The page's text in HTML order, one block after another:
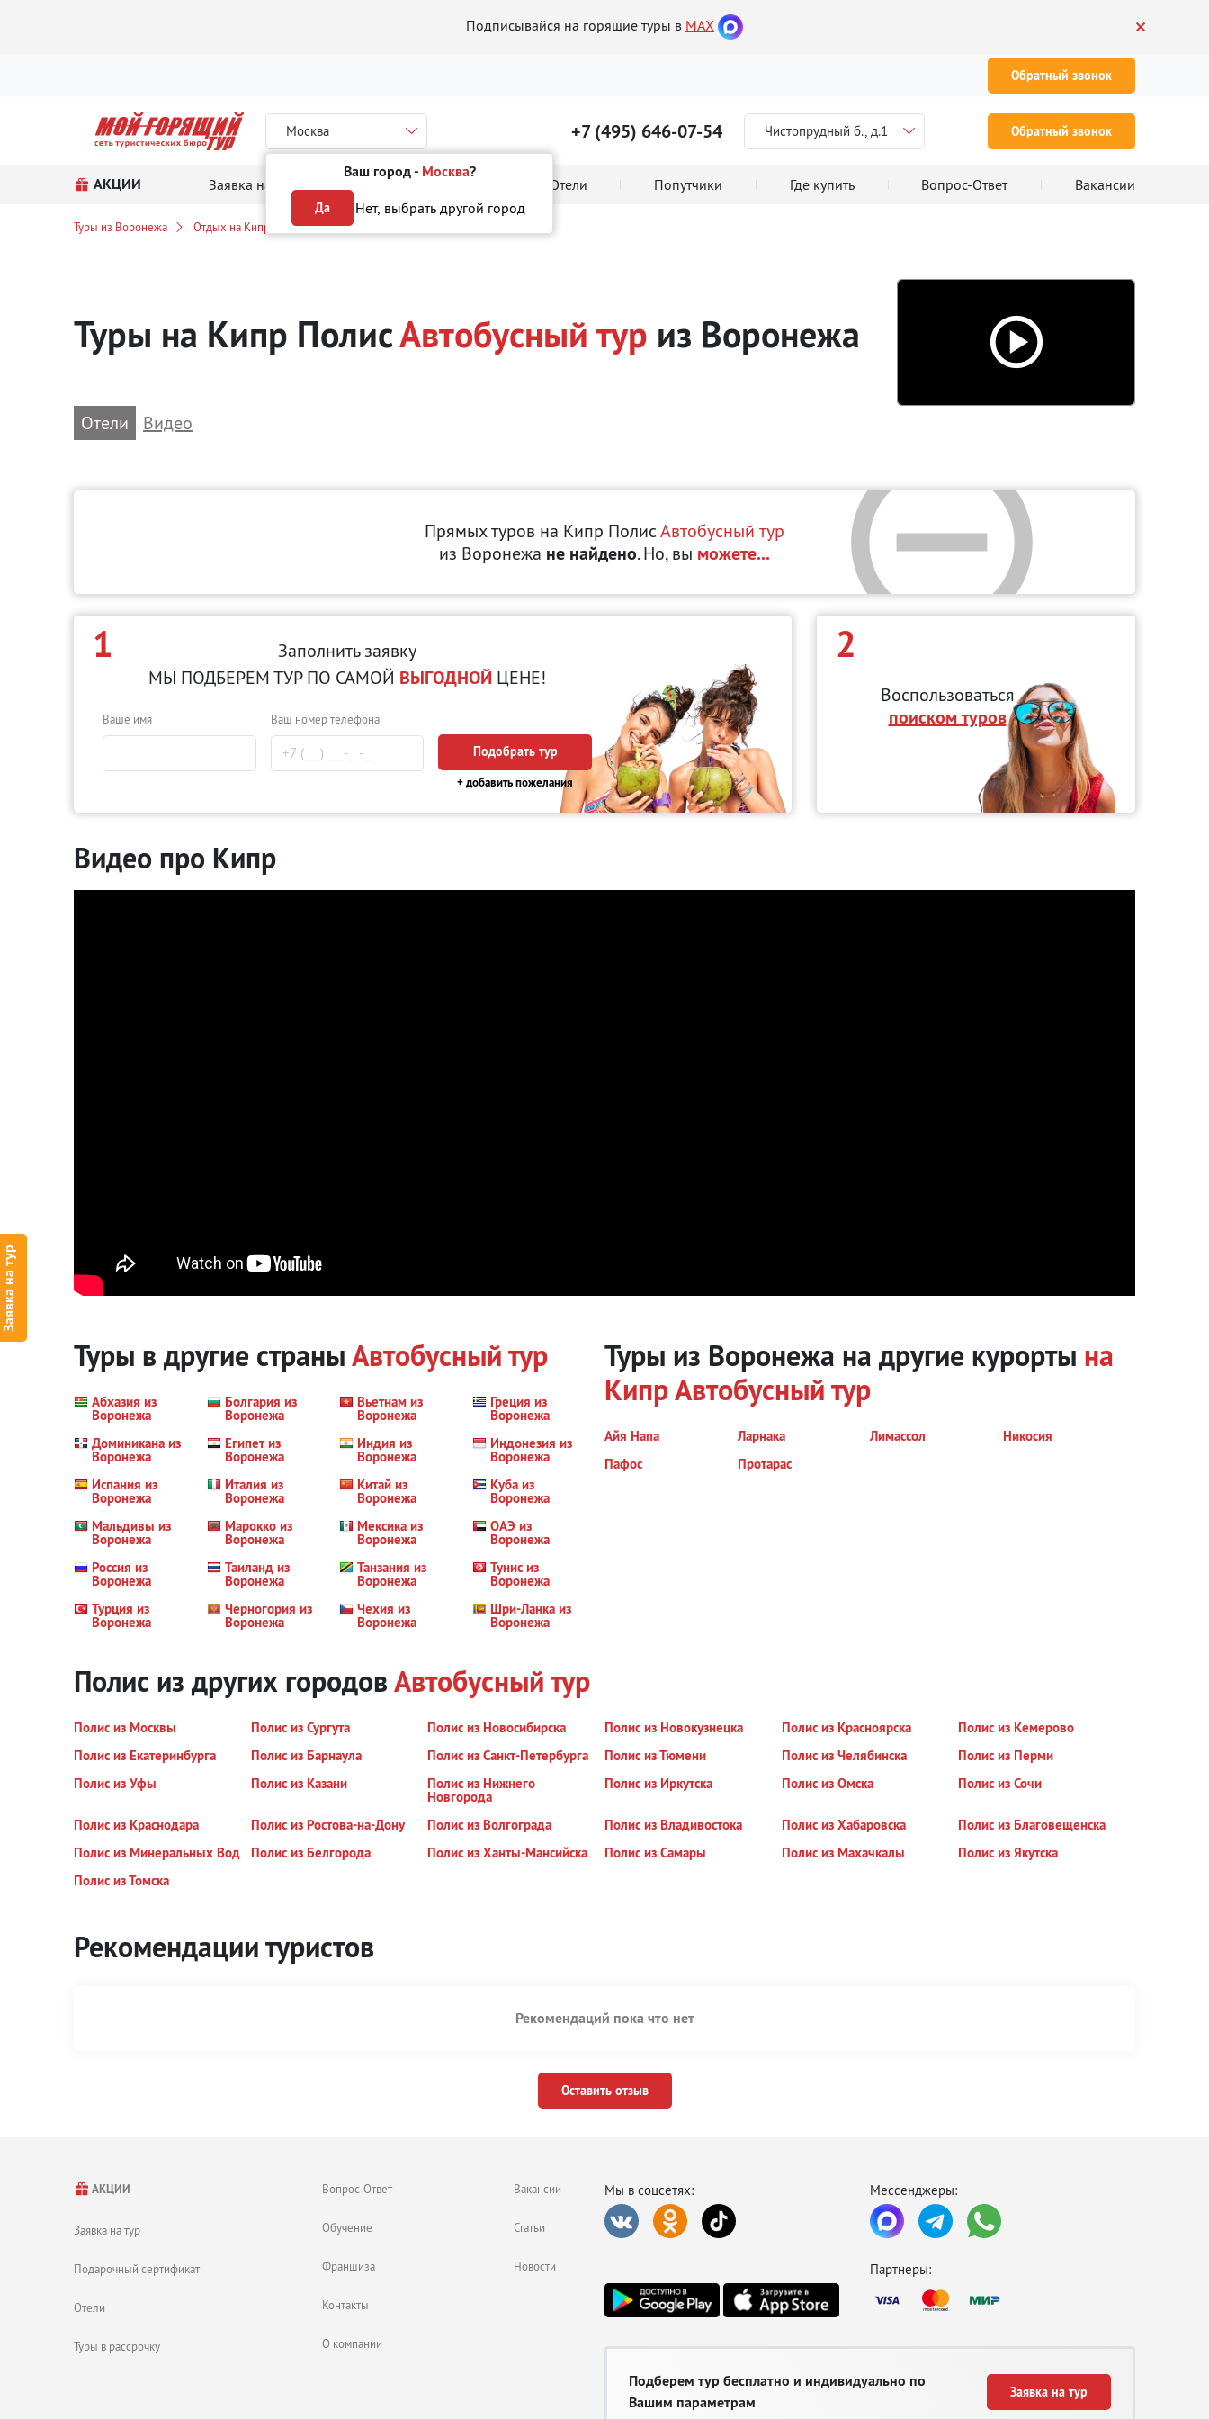
Заявка на тур
Подписывайся на горящие туры в MAX
Обратный звонок
Москва
Ваш город - Москва?
Да Нет, выбрать другой город
+7 (495) 646-07-54 Чистопрудный б., д.1 Обратный звонок
АКЦИИ Заявка на тур Поиск тура онлайн Отели Попутчики Где купить Вопрос-Ответ Вакансии
Туры из Воронежа Отдых на Кипре Полис
Туры на Кипр ПолисАвтобусный тур из Воронежа
Отели Видео
Прямых туров на Кипр ПолисАвтобусный тур
из Воронежа не найдено. Но, вы можете...
1
Заполнить заявку
МЫ ПОДБЕРЁМ ТУР ПО САМОЙ ВЫГОДНОЙ ЦЕНЕ!
Ваше имя Ваш номер телефона
Подобрать тур
+ добавить пожелания
2
Воспользоваться
поиском туров
Видео про Кипр
Туры в другие страныАвтобусный тур
Абхазия из
Воронежа
Болгария из
Воронежа
Вьетнам из
Воронежа
Греция из
Воронежа
Доминикана из
Воронежа
Египет из
Воронежа
Индия из
Воронежа
Индонезия из
Воронежа
Испания из
Воронежа
Италия из
Воронежа
Китай из
Воронежа
Куба из
Воронежа
Мальдивы из
Воронежа
Марокко из
Воронежа
Мексика из
Воронежа
ОАЭ из
Воронежа
Россия из
Воронежа
Таиланд из
Воронежа
Танзания из
Воронежа
Тунис из
Воронежа
Турция из
Воронежа
Черногория из
Воронежа
Чехия из
Воронежа
Шри-Ланка из
Воронежа
Туры из Воронежа на другие курорты на
КипрАвтобусный тур
Айя Напа Ларнака Лимассол
Никосия
Пафос
Протарас
Полис из других городовАвтобусный тур
Полис из Москвы Полис из Сургута Полис из Новосибирска Полис из Новокузнецка Полис из Красноярска
Полис из Кемерово
Полис из Екатеринбурга
Полис из Барнаула Полис из Санкт-Петербурга Полис из Тюмени Полис из Челябинска
Полис из Перми
Полис из Уфы
Полис из Казани Полис из Нижнего
Новгорода
Полис из Иркутска Полис из Омска Полис из Сочи
Полис из Краснодара Полис из Ростова-на-Дону Полис из Волгограда Полис из Владивостока Полис из Хабаровска
Полис из Благовещенска
Полис из Минеральных Вод
Полис из Белгорода Полис из Ханты-Мансийска Полис из Самары Полис из Махачкалы
Полис из Якутска
Полис из Томска
Рекомендации туристов
Рекомендаций пока что нет
Оставить отзыв
АКЦИИ
Заявка на тур
Подарочный сертификат
Отели
Туры в рассрочку
Вопрос-Ответ
Обучение
Франшиза
Контакты
О компании
Вакансии
Статьи
Новости
Мы в соцсетях: Мессенджеры:
Партнеры:
Подберем тур бесплатно и индивидуально по
Вашим параметрам
Заявка на тур